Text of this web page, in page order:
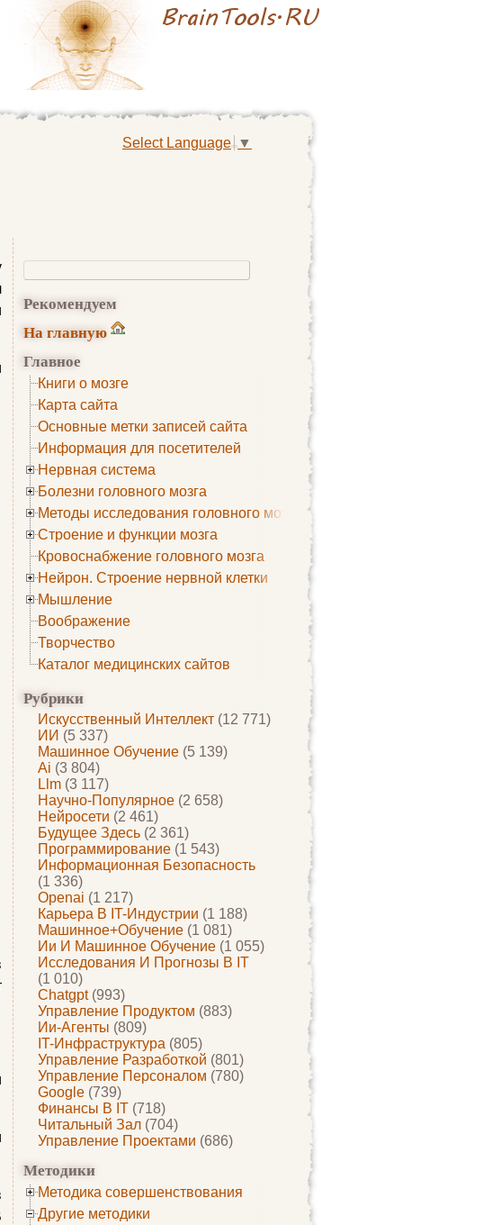
Select Language ▼
Рекомендуем
На главную
Главное
Книги о мозге
Карта сайта
Основные метки записей сайта
Информация для посетителей
Нервная система
Болезни головного мозга
Методы исследования головного мозга
Строение и функции мозга
Кровоснабжение головного мозга
Нейрон. Строение нервной клетки
Мышление
Воображение
Творчество
Каталог медицинских сайтов
Рубрики
Искусственный Интеллект (12 771)
ИИ (5 337)
Машинное Обучение (5 139)
Ai (3 804)
Llm (3 117)
Научно-Популярное (2 658)
Нейросети (2 461)
Будущее Здесь (2 361)
Программирование (1 543)
Информационная Безопасность
(1 336)
Openai (1 217)
Карьера В IT-Индустрии (1 188)
Машинное+обучение (1 081)
Ии И Машинное Обучение (1 055)
Исследования И Прогнозы В IT
(1 010)
Chatgpt(993)
Управление Продуктом (883)
Ии-Агенты (809)
IT-Инфраструктура (805)
Управление Разработкой (801)
Управление Персоналом (780)
Google (739)
Финансы В IT (718)
Читальный Зал (704)
Управление Проектами (686)
Методики
Методика совершенствования
Другие методики